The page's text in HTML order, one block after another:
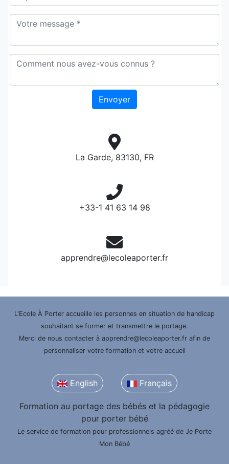
La Garde, 83130, FR
+33-1 41 63 14 98
apprendre@lecoleaporter.fr
L'Ecole À Porter accueille les personnes en situation de handicap
souhaitant se former et transmettre le portage.
Merci de nous contacter à apprendre@lecoleaporter.fr afin de
personnaliser votre formation et votre accueil
English Français
Formation au portage des bébés et la pédagogie
pour porter bébé
Le service de formation pour professionnels agréé de Je Porte
Mon Bébé